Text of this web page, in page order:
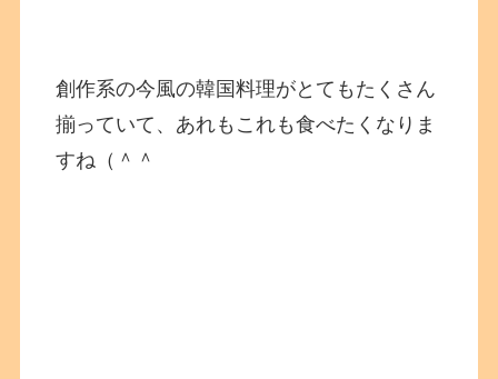
創作系の今風の韓国料理がとてもたくさん
揃っていて、あれもこれも食べたくなりま
すね（＾＾